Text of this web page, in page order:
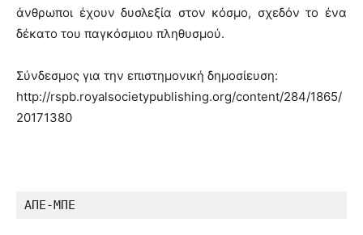
άνθρωποι έχουν δυσλεξία στον κόσμο, σχεδόν το ένα
δέκατο του παγκόσμιου πληθυσμού.
Σύνδεσμος για την επιστημονική δημοσίευση:
http://rspb.royalsocietypublishing.org/content/284/1865/
20171380
ΑΠΕ-ΜΠΕ